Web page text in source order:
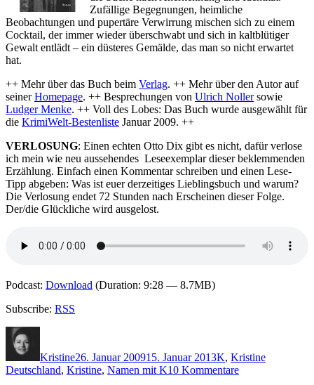
Zufällige Begegnungen, heimliche
Beobachtungen und pupertäre Verwirrung mischen sich zu einem
Cocktail, der immer wieder überschwabt und sich in kaltblütiger
Gewalt entlädt – ein düsteres Gemälde, das man so nicht erwartet
hat.
++ Mehr über das Buch beim Verlag. ++ Mehr über den Autor auf
seinerHomepage. ++ Besprechungen von Ulrich Nollersowie
Ludger Menke. ++ Voll des Lobes: Das Buch wurde ausgewählt für
die KrimiWelt-Bestenliste Januar 2009. ++
VERLOSUNG: Einen echten Otto Dix gibt es nicht, dafür verlose
ich mein wie neu aussehendes Leseexemplar dieser beklemmenden
Erzählung. Einfach einen Kommentar schreiben und einen Lese-
Tipp abgeben: Was ist euer derzeitiges Lieblingsbuch und warum?
Die Verlosung endet 72 Stunden nach Erscheinen dieser Folge.
Der/die Glückliche wird ausgelost.
Podcast: Download (Duration: 9:28 — 8.7MB)
Subscribe: RSS
Kristine26. Januar 200915. Januar 2013K, Kristine
Deutschland, Kristine, Namen mit K10 Kommentarezu